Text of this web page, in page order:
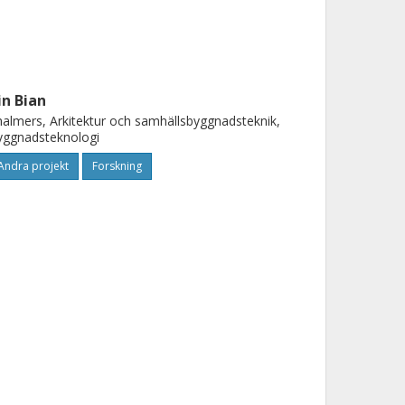
Bian
Arkitektur och samhällsbyggnadsteknik,
projekt Forskning